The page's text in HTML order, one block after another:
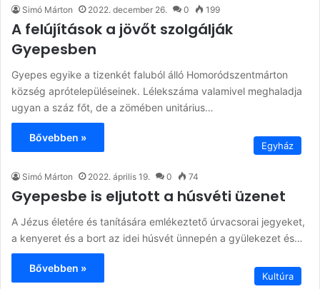
Simó Márton 2022. december 26. 0 199
A felújítások a jövőt szolgálják
Gyepesben
Gyepes egyike a tizenkét faluból álló Homoródszentmárton
község aprótelepüléseinek. Lélekszáma valamivel meghaladja
ugyan a száz főt, de a zömében unitárius…
Bővebben »
Egyház
Simó Márton 2022. április 19. 0 74
Gyepesbe is eljutott a húsvéti üzenet
A Jézus életére és tanítására emlékeztető úrvacsorai jegyeket,
a kenyeret és a bort az idei húsvét ünnepén a gyülekezet és…
Bővebben »
Kultúra